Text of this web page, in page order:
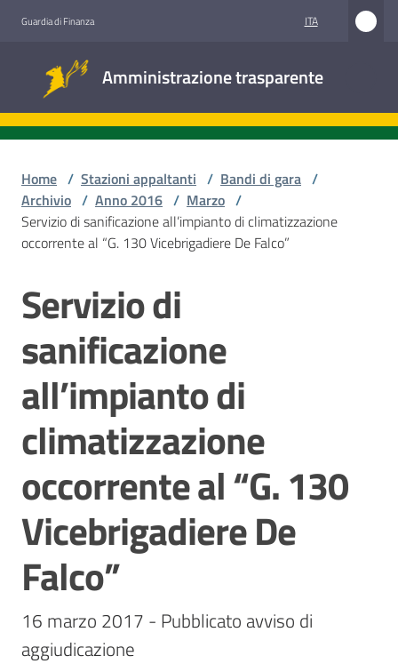
Guardia di Finanza ITA
Amministrazione trasparente
trasparente
Accesso
Stazioni
appaltanti
Contatti
Home / Stazioni appaltanti / Bandi di gara /
Archivio / Anno 2016 / Marzo /
Servizio di sanificazione all’impianto di climatizzazione
occorrente al “G. 130 Vicebrigadiere De Falco”
Salta al contenuto
Servizio di
sanificazione
all’impianto di
climatizzazione
occorrente al “G. 130
Vicebrigadiere De
Falco”
16 marzo 2017 - Pubblicato avviso di
aggiudicazione